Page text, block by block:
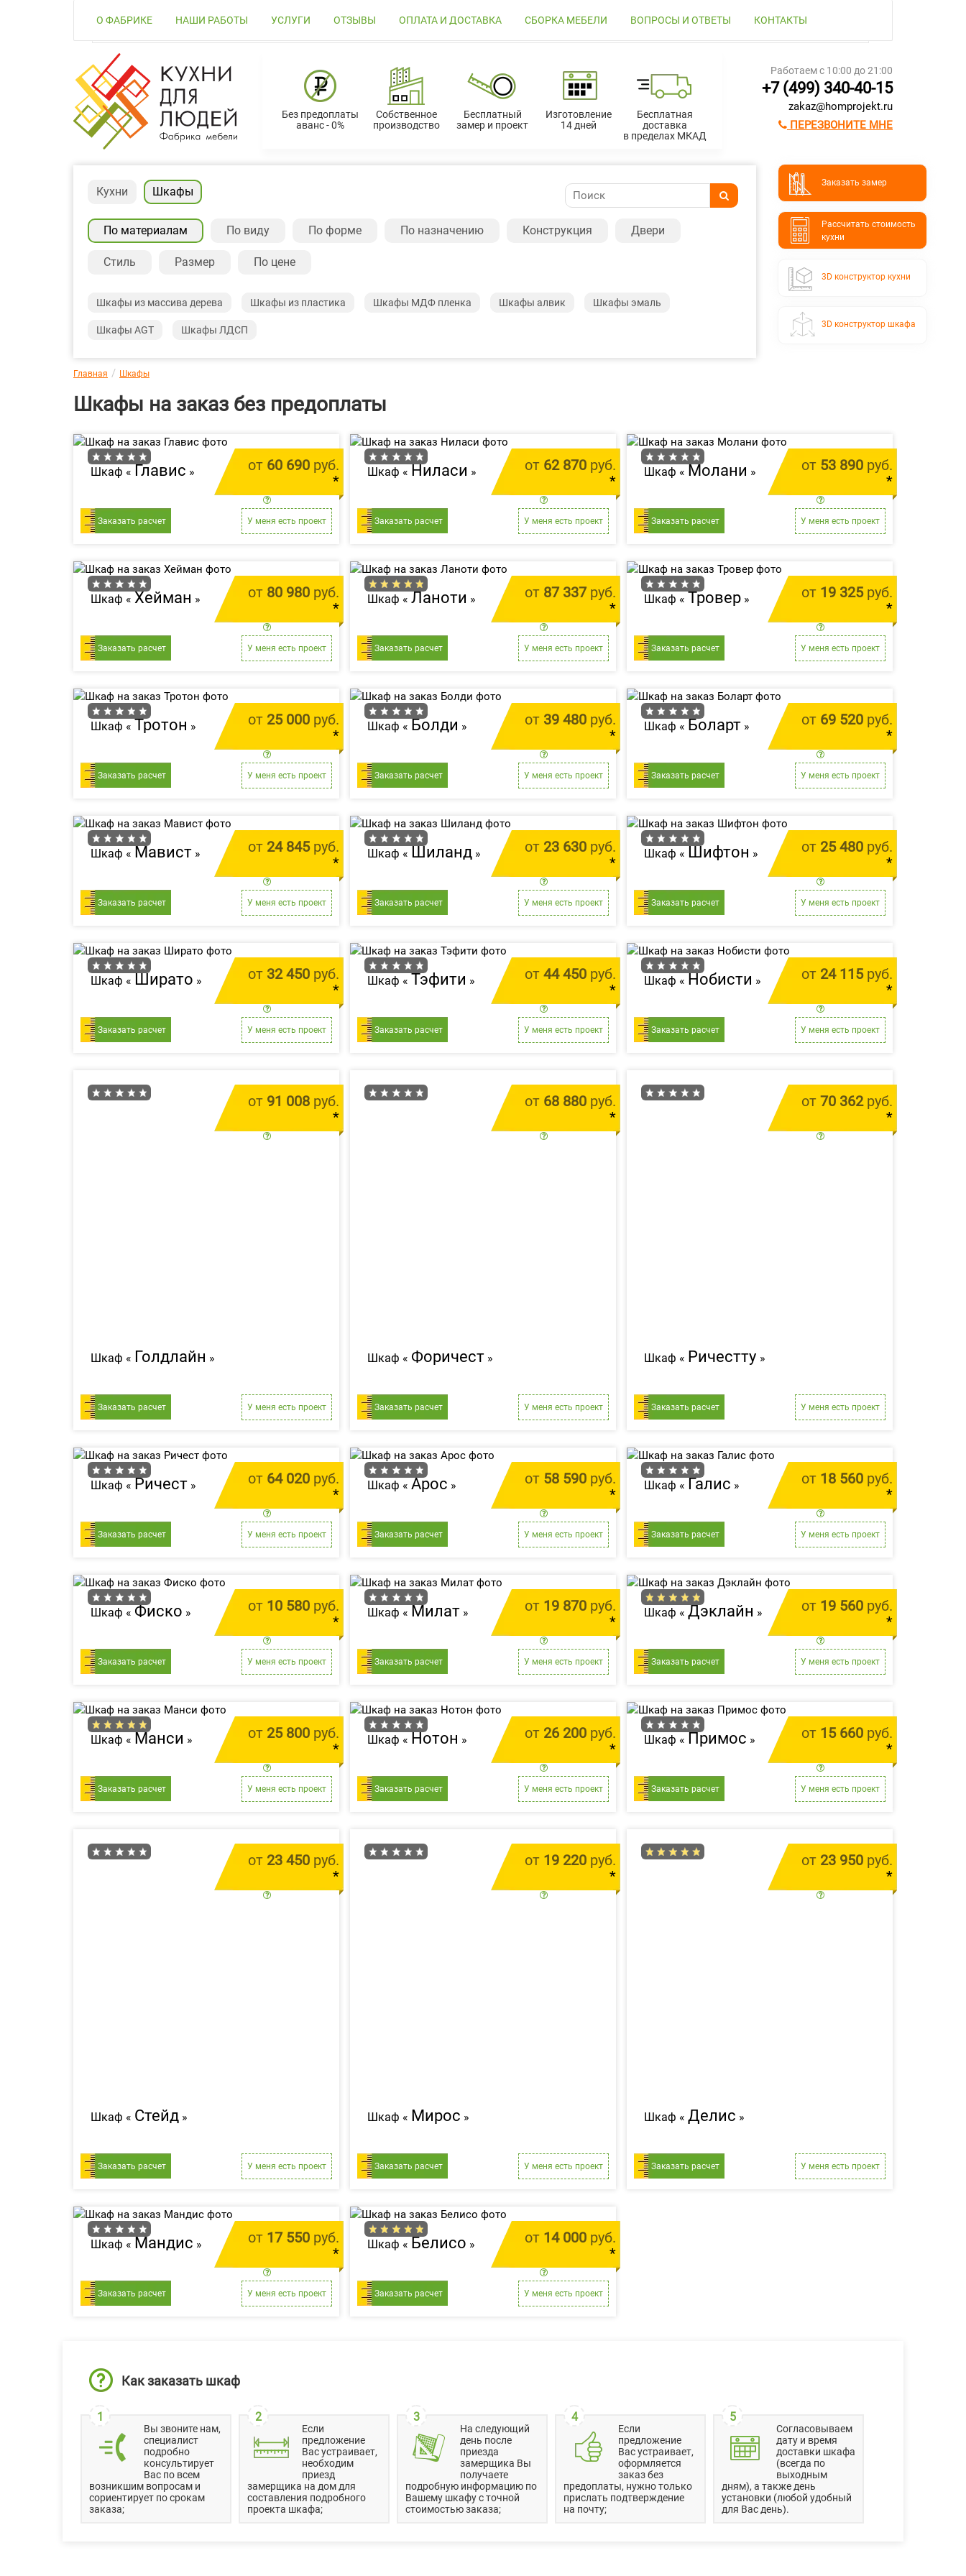
О ФАБРИКЕ НАШИ РАБОТЫ УСЛУГИ ОТЗЫВЫ ОПЛАТА И ДОСТАВКА СБОРКА МЕБЕЛИ ВОПРОСЫ И ОТВЕТЫ КОНТАКТЫ
Без предоплаты
аванс - 0%
Собственное
производство
Бесплатный
замер и проект
Изготовление
14 дней
Бесплатная
доставка
в пределах МКАД
Работаем с 10:00 до 21:00
+7 (499) 340-40-15
zakaz@homprojekt.ru
ПЕРЕЗВОНИТЕ МНЕ
Кухни Шкафы
По материалам По виду По форме По назначению Конструкция Двери
Стиль Размер По цене
Шкафы из массива дерева Шкафы из пластика Шкафы МДФ пленка Шкафы алвик Шкафы эмаль
Шкафы AGT Шкафы ЛДСП
Заказать замер
Расcчитать стоимость
кухни
3D конструктор кухни
3D конструктор шкафа
Главная Шкафы
Шкафы на заказ без предоплаты
от 60 690 руб.
*
Шкаф « Главис »
Заказать расчет У меня есть проект
от 62 870 руб.
*
Шкаф « Ниласи »
Заказать расчет У меня есть проект
от 53 890 руб.
*
Шкаф « Молани »
Заказать расчет У меня есть проект
от 80 980 руб.
*
Шкаф « Хейман »
Заказать расчет У меня есть проект
от 87 337 руб.
*
Шкаф « Ланоти »
Заказать расчет У меня есть проект
от 19 325руб.
*
Шкаф « Тровер »
Заказать расчет У меня есть проект
от 25 000 руб.
*
Шкаф « Тротон »
Заказать расчет У меня есть проект
от 39 480 руб.
*
Шкаф « Болди »
Заказать расчет У меня есть проект
от 69 520 руб.
*
Шкаф « Боларт »
Заказать расчет У меня есть проект
от 24 845руб.
*
Шкаф « Мавист »
Заказать расчет У меня есть проект
от 23 630 руб.
*
Шкаф « Шиланд »
Заказать расчет У меня есть проект
от 25 480 руб.
*
Шкаф « Шифтон »
Заказать расчет У меня есть проект
от 32 450 руб.
*
Шкаф « Ширато »
Заказать расчет У меня есть проект
от 44 450 руб.
*
Шкаф « Тэфити »
Заказать расчет У меня есть проект
от 24 115руб.
*
Шкаф « Нобисти »
Заказать расчет У меня есть проект
от 91 008 руб.
*
Шкаф « Голдлайн »
Заказать расчет У меня есть проект
от 68 880 руб.
*
Шкаф « Форичест »
Заказать расчет У меня есть проект
от 70 362руб.
*
Шкаф « Ричестту »
Заказать расчет У меня есть проект
от 64 020 руб.
*
Шкаф « Ричест »
Заказать расчет У меня есть проект
от 58 590 руб.
*
Шкаф « Арос »
Заказать расчет У меня есть проект
от 18 560 руб.
*
Шкаф « Галис »
Заказать расчет У меня есть проект
от 10 580 руб.
*
Шкаф « Фиско »
Заказать расчет У меня есть проект
от 19 870 руб.
*
Шкаф « Милат »
Заказать расчет У меня есть проект
от 19 560 руб.
*
Шкаф « Дэклайн »
Заказать расчет У меня есть проект
от 25 800 руб.
*
Шкаф « Манси »
Заказать расчет У меня есть проект
от 26 200 руб.
*
Шкаф « Нотон »
Заказать расчет У меня есть проект
от 15 660 руб.
*
Шкаф « Примос »
Заказать расчет У меня есть проект
от 23 450 руб.
*
Шкаф « Стейд »
Заказать расчет У меня есть проект
от 19 220 руб.
*
Шкаф « Мирос »
Заказать расчет У меня есть проект
от 23 950 руб.
*
Шкаф « Делис »
Заказать расчет У меня есть проект
от 17 550 руб.
*
Шкаф « Мандис »
Заказать расчет У меня есть проект
от 14 000 руб.
*
Шкаф « Белисо »
Заказать расчет У меня есть проект
Как заказать шкаф
1
Вы звоните нам,
специалист
подробно
консультирует
Вас по всем
возникшим вопросам и
сориентирует по срокам
заказа;
2
Если
предложение
Вас устраивает,
необходим
приезд
замерщика на дом для
составления подробного
проекта шкафа;
3
На следующий
день после
приезда
замерщика Вы
получаете
подробную информацию по
Вашему шкафу с точной
стоимостью заказа;
4
Если
предложение
Вас устраивает,
оформляется
заказ без
предоплаты, нужно только
прислать подтверждение
на почту;
5
Согласовываем
дату и время
доставки шкафа
(всегда по
выходным
дням), а также день
установки (любой удобный
для Вас день).